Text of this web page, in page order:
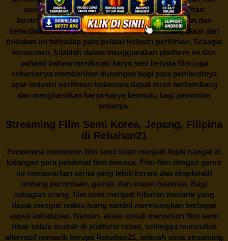
secara gratis diRebahan21menjadi sebuah pilihan
kontroversial. Meskipun menawarkan kenyamanan dan
kemudahan akses, kita juga harus memahami implikasi dari
tindakan ini terhadap para pelaku industri perfilman. Sebagai
konsumen, bijaklah dalam menggunakan platform ini dan
pahami bahwa menikmati karya seni berupa film juga
seharusnya memberikan dukungan bagi para pembuatnya
agar industri perfilman Indonesia dapat terus berkembang
dan menghasilkan karya-karya bermutu bagi penonton
setianya.
Streaming Film Semi Korea, Jepang, Filipina
di Rebahan21
Fenomena menonton film semi telah menjadi topik hangat di
kalangan para penikmat film dewasa. Film-film dengan genre
ini menawarkan cerita yang lebih berani dan eksploratif
tentang percintaan, gairah, dan emosi manusia. Bagi
sebagian orang, film semi menjadi hiburan menarik yang
dapat mengisi waktu luang sambil merenungkan berbagai
aspek kehidupan. Namun, akses untuk menonton film semi
tidak selalu mudah di platform resmi, sehingga muncullah
alternatif menarik berupa Rebahan21, sebuah situs streaming